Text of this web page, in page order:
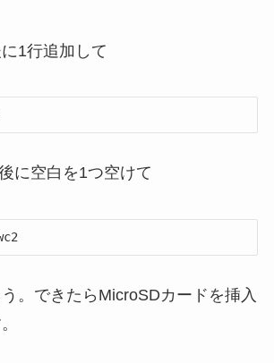
1行追加して
に空白を1つ空けて
。できたらMicroSDカードを挿入